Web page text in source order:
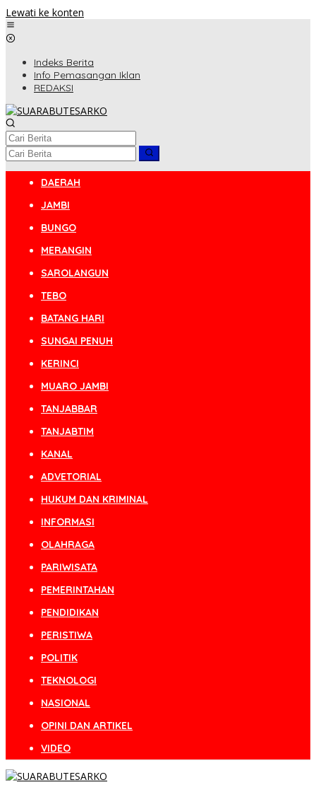
Lewati ke konten
Indeks Berita
Info Pemasangan Iklan
REDAKSI
DAERAH
JAMBI
BUNGO
MERANGIN
SAROLANGUN
TEBO
BATANG HARI
SUNGAI PENUH
KERINCI
MUARO JAMBI
TANJABBAR
TANJABTIM
KANAL
ADVETORIAL
HUKUM DAN KRIMINAL
INFORMASI
OLAHRAGA
PARIWISATA
PEMERINTAHAN
PENDIDIKAN
PERISTIWA
POLITIK
TEKNOLOGI
NASIONAL
OPINI DAN ARTIKEL
VIDEO